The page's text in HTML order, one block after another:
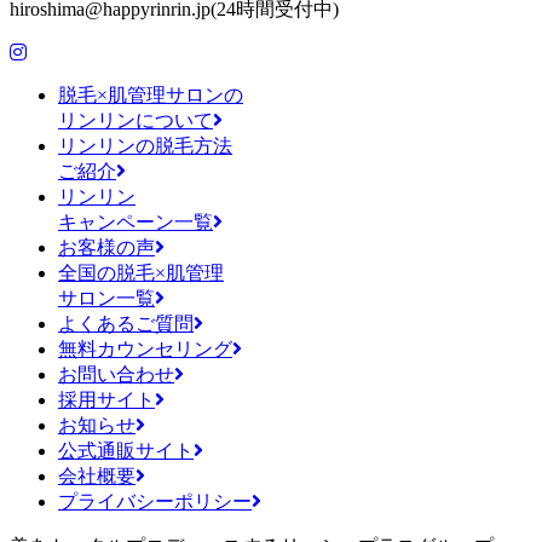
hiroshima@happyrinrin.jp(24時間受付中)
脱毛×肌管理サロンの
リンリンについて
リンリンの脱毛方法
ご紹介
リンリン
キャンペーン一覧
お客様の声
全国の脱毛×肌管理
サロン一覧
よくあるご質問
無料カウンセリング
お問い合わせ
採用サイト
お知らせ
公式通販サイト
会社概要
プライバシーポリシー